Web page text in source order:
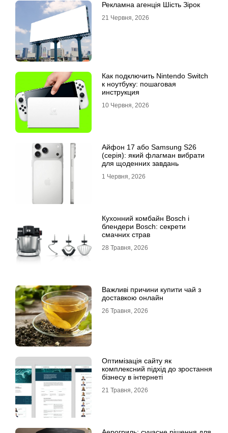
Рекламна агенція Шість Зірок
21 Червня, 2026
Как подключить Nintendo Switch
к ноутбуку: пошаговая
инструкция
10 Червня, 2026
Айфон 17 або Samsung S26
(серія): який флагман вибрати
для щоденних завдань
1 Червня, 2026
Кухонний комбайн Bosch і
блендери Bosch: секрети
смачних страв
28 Травня, 2026
Важливі причини купити чай з
доставкою онлайн
26 Травня, 2026
Оптимізація сайту як
комплексний підхід до зростання
бізнесу в інтернеті
21 Травня, 2026